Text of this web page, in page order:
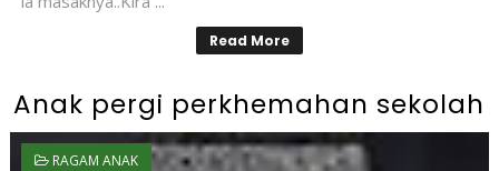
Read More
Anak pergi perkhemahan sekolah
RAGAM ANAK